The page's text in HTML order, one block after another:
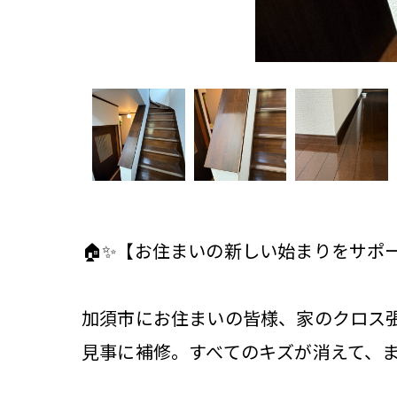
🏠✨【お住まいの新しい始まりをサポ
加須市にお住まいの皆様、家のクロ
見事に補修。すべてのキズが消えて